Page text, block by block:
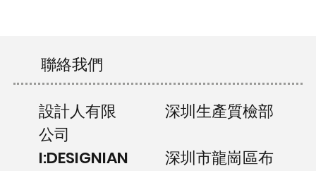
聯絡我們
設計人有限
公司
I:DESIGNIAN
深圳生產質檢部
深圳市龍崗區布